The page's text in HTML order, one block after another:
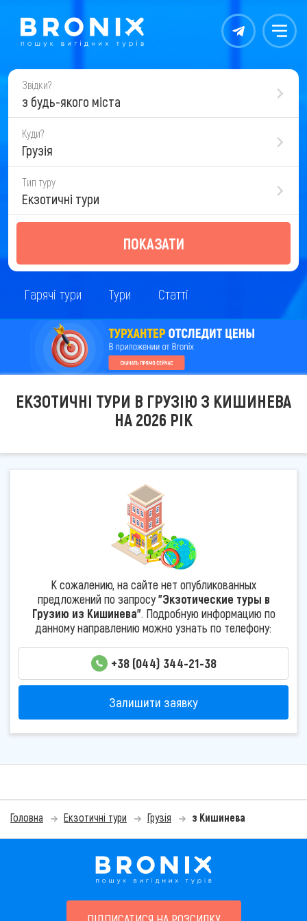
Контакты Меню
Звідки?
з будь-якого міста
Куди?
Грузія
Тип туру
Екзотичні тури
ПОКАЗАТИ
Гарячі тури Тури Статті
ЕКЗОТИЧНІ ТУРИ В ГРУЗІЮ З КИШИНЕВА
НА 2026 РІК
К сожалению, на сайте нет опубликованных
предложений по запросу"Экзотические туры в
Грузию из Кишинева". Подробную информацию по
данному направлению можно узнать по телефону:
+38 (044) 344-21-38
Залишити заявку
Головна Екзотичні тури Грузія з Кишинева